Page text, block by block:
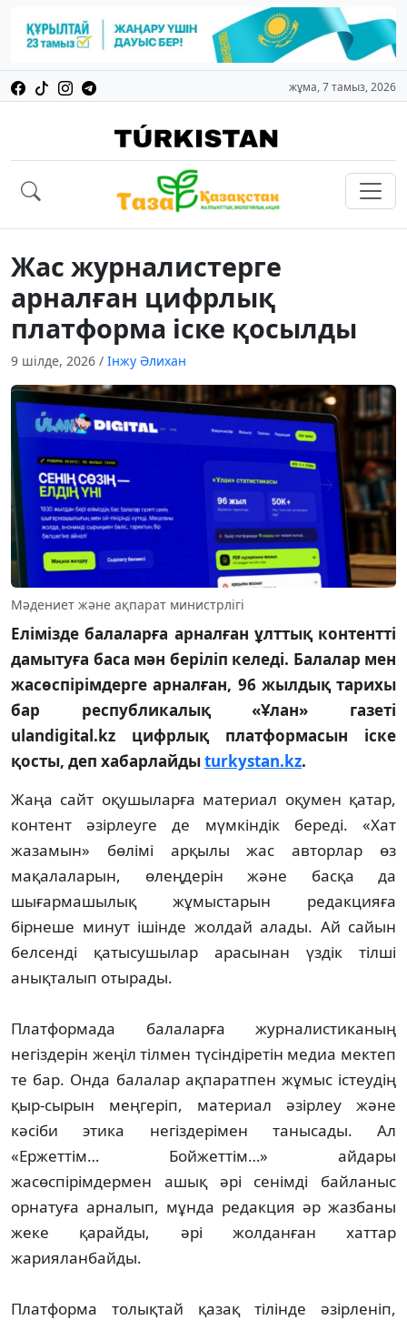
жұма, 7 тамыз, 2026
Жас журналистерге
арналған цифрлық
платформа іске қосылды
9 шілде, 2026 / Інжу Әлихан
Мәдениет және ақпарат министрлігі
Елімізде балаларға арналған ұлттық контентті
дамытуға баса мән беріліп келеді. Балалар мен
жасөспірімдерге арналған, 96 жылдық тарихы
бар республикалық «Ұлан» газеті
ulandigital.kz цифрлық платформасын іске
қосты, деп хабарлайдыturkystan.kz.
Жаңа сайт оқушыларға материал оқумен қатар,
контент әзірлеуге де мүмкіндік береді. «Хат
жазамын» бөлімі арқылы жас авторлар өз
мақалаларын, өлеңдерін және басқа да
шығармашылық жұмыстарын редакцияға
бірнеше минут ішінде жолдай алады. Ай сайын
белсенді қатысушылар арасынан үздік тілші
анықталып отырады.
Платформада балаларға журналистиканың
негіздерін жеңіл тілмен түсіндіретін медиа мектеп
те бар. Онда балалар ақпаратпен жұмыс істеудің
қыр-сырын меңгеріп, материал әзірлеу және
кәсіби этика негіздерімен танысады. Ал
«Ержеттім… Бойжеттім…» айдары
жасөспірімдермен ашық әрі сенімді байланыс
орнатуға арналып, мұнда редакция әр жазбаны
жеке қарайды, әрі жолданған хаттар
жарияланбайды.
Платформа толықтай қазақ тілінде әзірленіп,